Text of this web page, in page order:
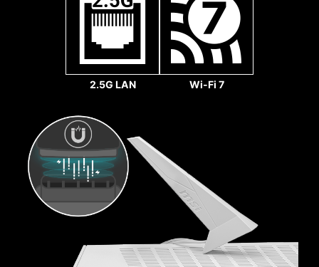
2.5G LAN Wi-Fi 7
AĞIR LEHİMLİ BAĞLANTILAR
MSI PCI Express Steel
Armor slotları anakarta
ekstra lehim noktaları ile
sabitlenmiştir. Böylece
ağır ekran kartlarının